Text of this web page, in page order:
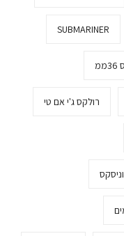
SUBMARINER
רולקס ג'י אם טי